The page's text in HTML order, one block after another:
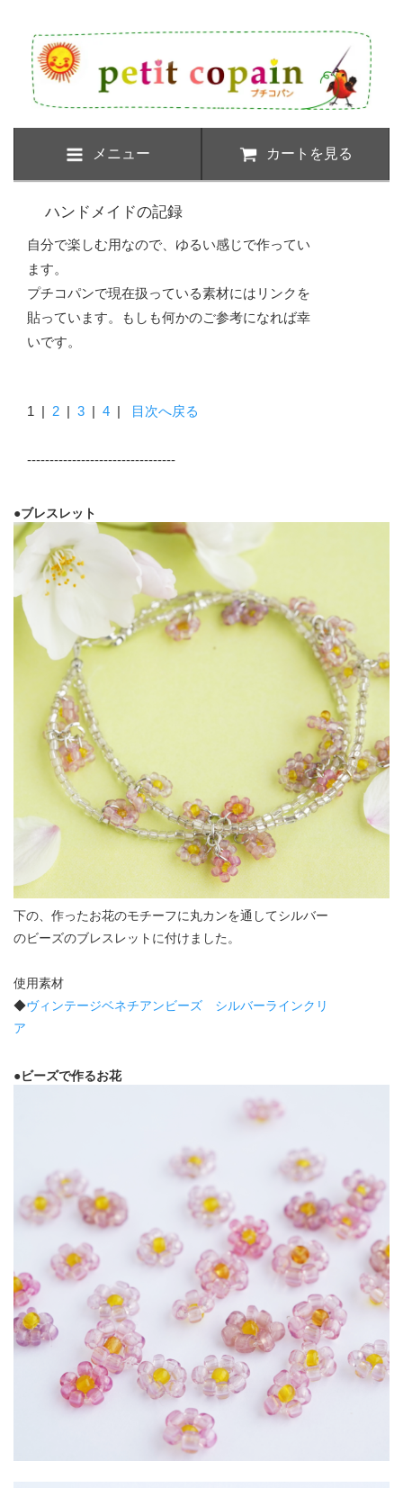
メニュー カートを見る
ハンドメイドの記録
自分で楽しむ用なので、ゆるい感じで作ってい
ます。
プチコパンで現在扱っている素材にはリンクを
貼っています。もしも何かのご参考になれば幸
いです。
1 | 2 | 3 | 4 | 目次へ戻る
---------------------------------
●ブレスレット
下の、作ったお花のモチーフに丸カンを通してシルバー
のビーズのブレスレットに付けました。
使用素材
◆ヴィンテージベネチアンビーズ シルバーラインクリ
ア
●ビーズで作るお花